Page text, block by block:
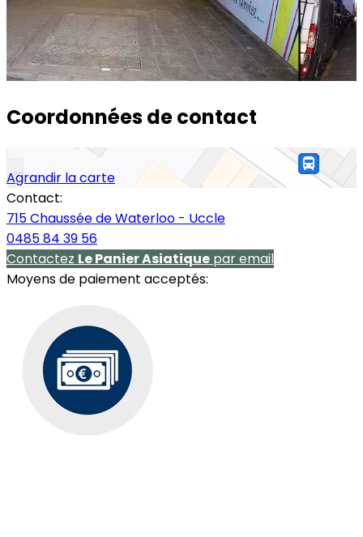
Coordonnées de contact
Agrandir la carte
Contact:
715 Chaussée de Waterloo - Uccle
0485 84 39 56
Contactez Le Panier Asiatique par email
Moyens de paiement acceptés: